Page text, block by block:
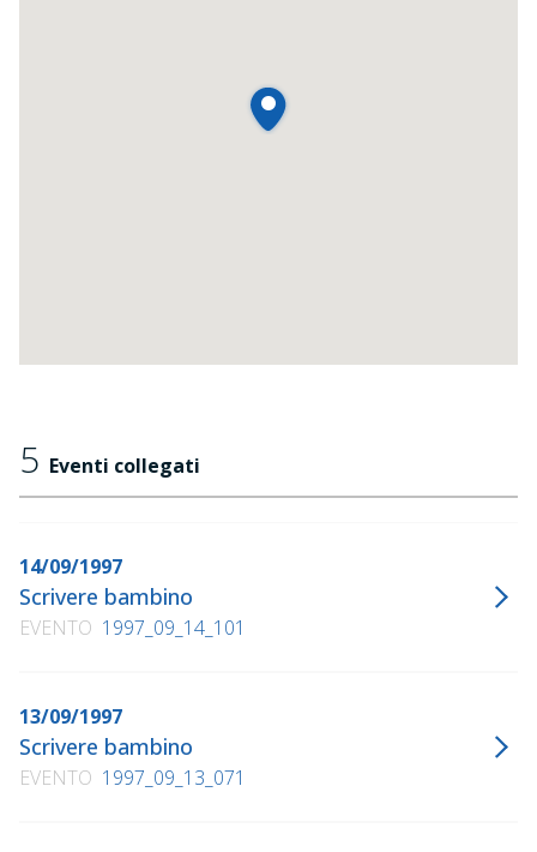
5 Eventi collegati
14/09/1997
Scrivere bambino
EVENTO 1997_09_14_101
13/09/1997
Scrivere bambino
EVENTO 1997_09_13_071